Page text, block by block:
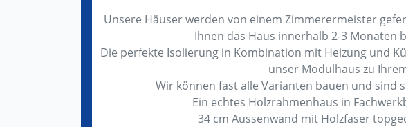
Unsere Häuser werden von einem Zimmerermeister
Ihnen das Haus innerhalb 2-3 Monaten
Die perfekte Isolierung in Kombination mit Heizung und
unser Modulhaus zu
Wir können fast alle Varianten bauen und sind
Ein echtes Holzrahmenhaus in
34 cm Aussenwand mit Holzfaser